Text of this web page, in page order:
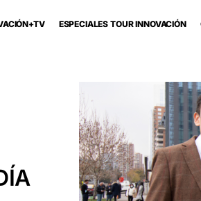
ESPECIALES TOUR INNOVACIÓN